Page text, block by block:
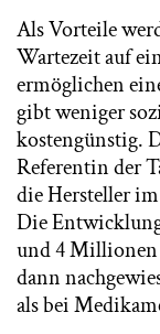
Als Vorteile
Wartezeit auf
ermöglichen
gibt weniger
kostengünstig.
Referentin der
die Hersteller im
Die
und 4 Millionen
dann
als bei